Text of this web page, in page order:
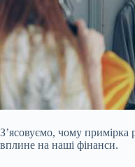
З’ясовуємо, чому примірка
вплине на наші фінанси.